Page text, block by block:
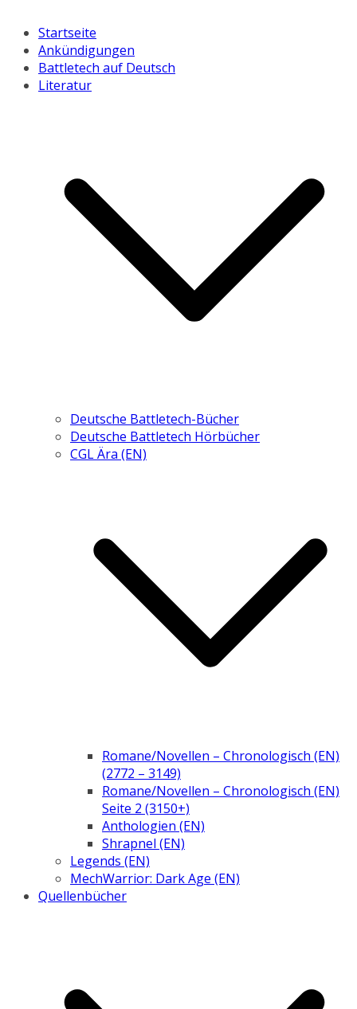
Startseite
Ankündigungen
Battletech auf Deutsch
Literatur
Deutsche Battletech-Bücher
Deutsche Battletech Hörbücher
CGL Ära (EN)
Romane/Novellen – Chronologisch (EN)
(2772 – 3149)
Romane/Novellen – Chronologisch (EN)
Seite 2 (3150+)
Anthologien (EN)
Shrapnel (EN)
Legends (EN)
MechWarrior: Dark Age (EN)
Quellenbücher